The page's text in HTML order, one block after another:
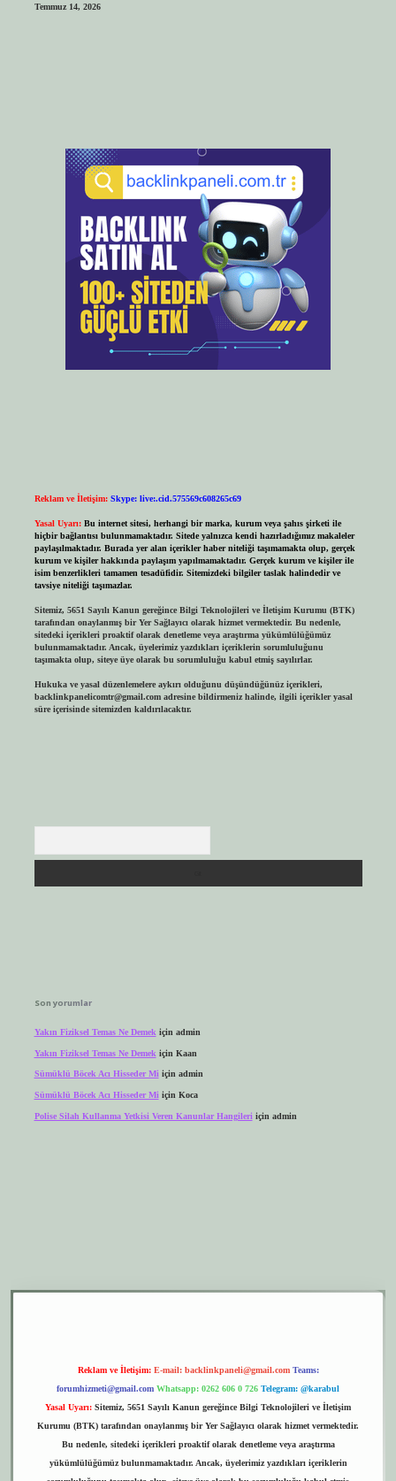
Temmuz 14, 2026
Reklam ve İletişim: Skype: live:.cid.575569c608265c69
Yasal Uyarı: Bu internet sitesi, herhangi bir marka, kurum veya şahıs şirketi ile
hiçbir bağlantısı bulunmamaktadır. Sitede yalnızca kendi hazırladığımız makaleler
paylaşılmaktadır. Burada yer alan içerikler haber niteliği taşımamakta olup, gerçek
kurum ve kişiler hakkında paylaşım yapılmamaktadır. Gerçek kurum ve kişiler ile
isim benzerlikleri tamamen tesadüfidir. Sitemizdeki bilgiler taslak halindedir ve
tavsiye niteliği taşımazlar.
Sitemiz, 5651 Sayılı Kanun gereğince Bilgi Teknolojileri ve İletişim Kurumu (BTK)
tarafından onaylanmış bir Yer Sağlayıcı olarak hizmet vermektedir. Bu nedenle,
sitedeki içerikleri proaktif olarak denetleme veya araştırma yükümlülüğümüz
bulunmamaktadır. Ancak, üyelerimiz yazdıkları içeriklerin sorumluluğunu
taşımakta olup, siteye üye olarak bu sorumluluğu kabul etmiş sayılırlar.
Hukuka ve yasal düzenlemelere aykırı olduğunu düşündüğünüz içerikleri,
backlinkpanelicomtr@gmail.comadresine bildirmeniz halinde, ilgili içerikler yasal
süre içerisinde sitemizden kaldırılacaktır.
Son yorumlar
Yakın Fiziksel Temas Ne Demek için admin
Yakın Fiziksel Temas Ne Demek için Kaan
Sümüklü Böcek Acı Hisseder Miiçin admin
Sümüklü Böcek Acı Hisseder Mi için Koca
Polise Silah Kullanma Yetkisi Veren Kanunlar Hangileri için admin
Reklam ve İletişim: E-mail: backlinkpaneli@gmail.com Teams:
forumhizmeti@gmail.com Whatsapp: 0262 606 0 726 Telegram: @karabul
Yasal Uyarı: Sitemiz, 5651 Sayılı Kanun gereğince Bilgi Teknolojileri ve İletişim
Kurumu (BTK) tarafından onaylanmış bir Yer Sağlayıcı olarak hizmet vermektedir.
Bu nedenle, sitedeki içerikleri proaktif olarak denetleme veya araştırma
yükümlülüğümüz bulunmamaktadır. Ancak, üyelerimiz yazdıkları içeriklerin